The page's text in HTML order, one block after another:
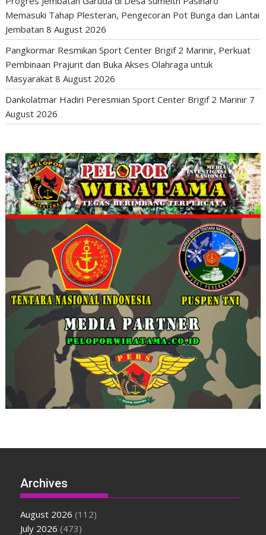
Memasuki Tahap Plesteran, Pengecoran Pot Bunga dan Lantai
Jembatan 8 August 2026
Pangkormar Resmikan Sport Center Brigif 2 Marinir, Perkuat
Pembinaan Prajurit dan Buka Akses Olahraga untuk
Masyarakat 8 August 2026
Dankolatmar Hadiri Peresmian Sport Center Brigif 2 Marinir 7
August 2026
Archives
August 2026 (112)
July 2026 (473)